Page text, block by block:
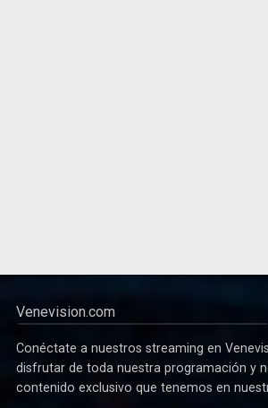
Venevision.com
Conéctate a nuestros streaming en
disfrutar de toda nuestra programación y
contenido exclusivo que tenemos en